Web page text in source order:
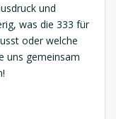
und
was die 333 für
oder welche
uns gemeinsam